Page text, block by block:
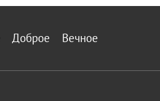
Доброе Вечное